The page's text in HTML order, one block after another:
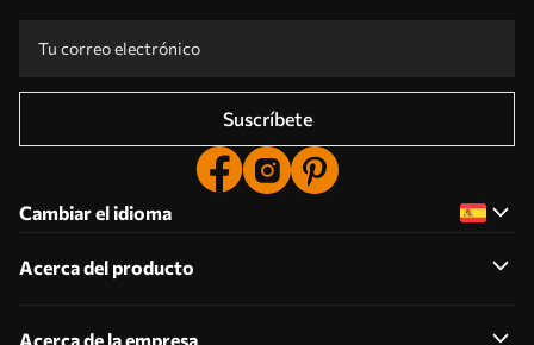
Suscríbete
Cambiar el idioma
Acerca del producto
Acerca de la empresa